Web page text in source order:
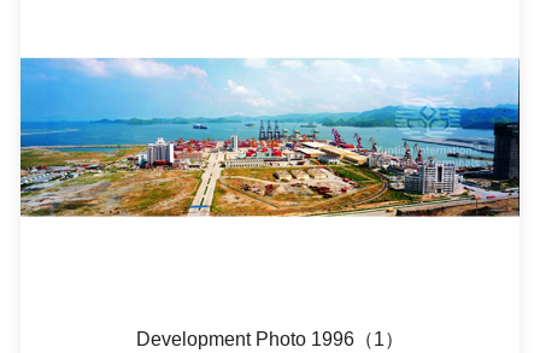
Development Photo 1996（1）